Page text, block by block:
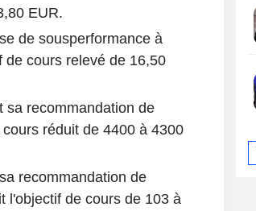
EUR.
de sousperformance à
cours relevé de 16,50
sa recommandation de
réduit de 4400 à 4300
recommandation de
l'objectif de cours de 103 à